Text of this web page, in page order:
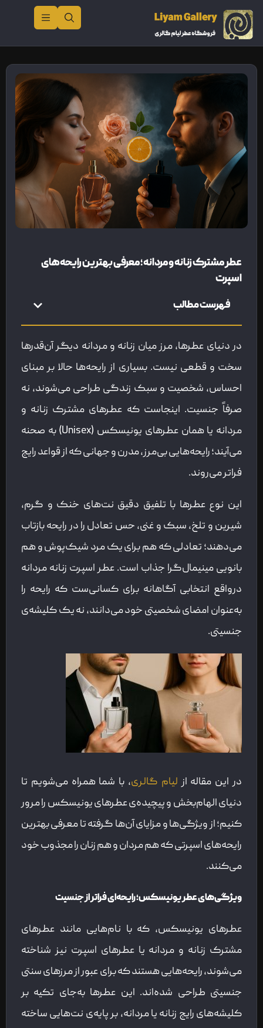
عطر مشترک زنانه و مردانه؛ معرفی بهترین رایحه‌های
اسپرت
فهرست مطالب
در دنیای عطرها، مرز میان زنانه و مردانه دیگر آن‌قدرها
سخت و قطعی نیست. بسیاری از رایحه‌ها حالا بر مبنای
احساس، شخصیت و سبک زندگی طراحی می‌شوند، نه
صرفاً جنسیت. اینجاست که عطرهای مشترک زنانه و
مردانه یا همان عطرهای یونیسکس (Unisex) به صحنه
می‌آیند؛ رایحه‌هایی بی‌مرز، مدرن و جهانی که از قواعد رایج
فراتر می‌روند.
این نوع عطرها با تلفیق دقیق نت‌های خنک و گرم،
شیرین و تلخ، سبک و غنی، حس تعادل را در رایحه بازتاب
می‌دهند؛ تعادلی که هم برای یک مرد شیک‌پوش و هم
بانویی مینیمال‌گرا جذاب است. عطر اسپرت زنانه مردانه
درواقع انتخابی آگاهانه برای کسانی‌ست که رایحه را
به‌عنوان امضای شخصیتی خود می‌دانند، نه یک کلیشه‌ی
جنسیتی.
در این مقاله از لیام گالری، با شما همراه می‌شویم تا
دنیای الهام‌بخش و پیچیده‌ی عطرهای یونیسکس را مرور
کنیم؛ از ویژگی‌ها و مزایای آن‌ها گرفته تا معرفی بهترین
رایحه‌های اسپرتی که هم مردان و هم زنان را مجذوب خود
می‌کنند.
ویژگی‌های عطر یونیسکس؛ رایحه‌ای فراتر از جنسیت
عطرهای یونیسکس، که با نام‌هایی مانند عطرهای
مشترک زنانه و مردانه یا عطرهای اسپرت نیز شناخته
می‌شوند، رایحه‌هایی هستند که برای عبور از مرزهای سنتی
جنسیتی طراحی شده‌اند. این عطرها به‌جای تکیه بر
کلیشه‌های رایج زنانه یا مردانه، بر پایه‌ی نت‌هایی ساخته